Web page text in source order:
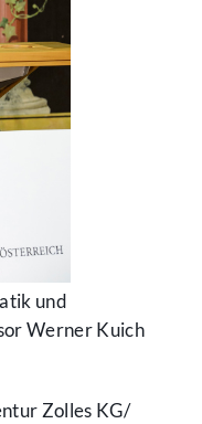
und
Werner Kuich
Zolles KG/​